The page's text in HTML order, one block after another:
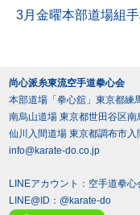
3月金曜本部道場組
尚心派糸東流空手道拳心会
本部道場「拳心舘」東京都
南烏山道場 東京都世田谷区
仙川入間道場 東京都調布市
info@karate-do.co.jp
LINEアカウント：空手道拳心
LINE@ID： @karate-do